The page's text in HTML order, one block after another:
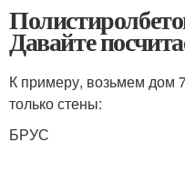
Давайте
К примеру, возьмем дом
только стены:
БРУС